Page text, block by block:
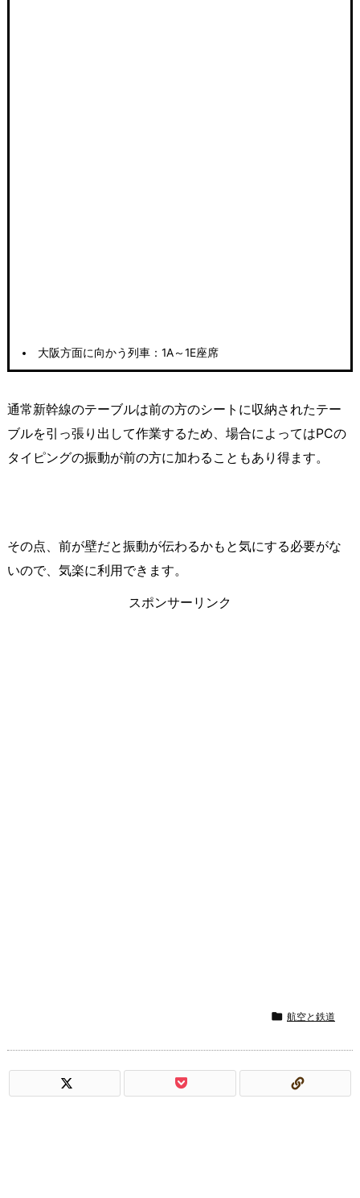
大阪方面に向かう列車：1A～1E座席
通常新幹線のテーブルは前の方のシートに収納されたテー
ブルを引っ張り出して作業するため、場合によってはPCの
タイピングの振動が前の方に加わることもあり得ます。
その点、前が壁だと振動が伝わるかもと気にする必要がな
いので、気楽に利用できます。
スポンサーリンク
 航空と鉄道